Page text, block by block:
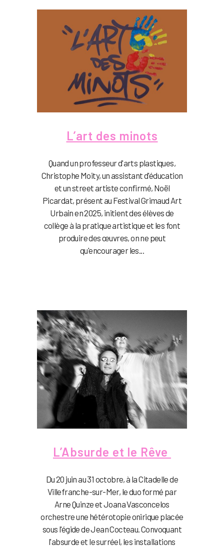
L’art des minots
Quand un professeur d'arts plastiques,
Christophe Moity, un assistant d'éducation
et un street artiste confirmé, Noël
Picardat, présent au Festival Grimaud Art
Urbain en 2025, initient des élèves de
collège à la pratique artistique et les font
produire des œuvres, on ne peut
qu'encourager les...
L’Absurde et le Rêve
Du 20 juin au 31 octobre, à la Citadelle de
Villefranche-sur-Mer, le duo formé par
Arne Quinze et Joana Vasconcelos
orchestre une hétérotopie onirique placée
sous l'égide de Jean Cocteau. Convoquant
l'absurde et le surréel, les installations